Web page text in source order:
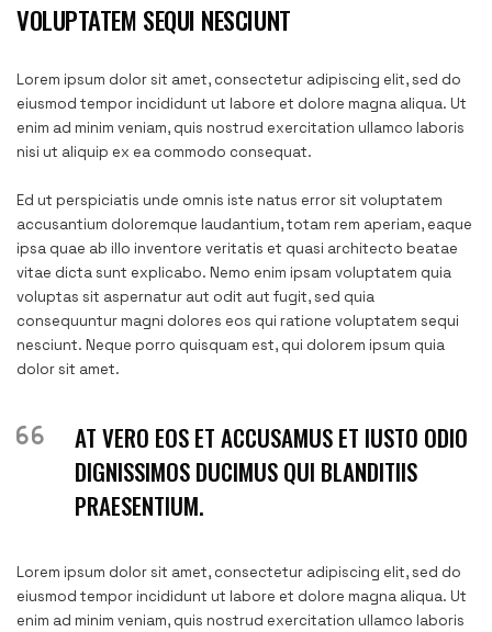
VOLUPTATEM SEQUI NESCIUNT
Lorem ipsum dolor sit amet, consectetur adipiscing elit, sed do
eiusmod tempor incididunt ut labore et dolore magna aliqua. Ut
enim ad minim veniam, quis nostrud exercitation ullamco laboris
nisi ut aliquip ex ea commodo consequat.
Ed ut perspiciatis unde omnis iste natus error sit voluptatem
accusantium doloremque laudantium, totam rem aperiam, eaque
ipsa quae ab illo inventore veritatis et quasi architecto beatae
vitae dicta sunt explicabo. Nemo enim ipsam voluptatem quia
voluptas sit aspernatur aut odit aut fugit, sed quia
consequuntur magni dolores eos qui ratione voluptatem sequi
nesciunt. Neque porro quisquam est, qui dolorem ipsum quia
dolor sit amet.
AT VERO EOS ET ACCUSAMUS ET IUSTO ODIO
DIGNISSIMOS DUCIMUS QUI BLANDITIIS
PRAESENTIUM.
Lorem ipsum dolor sit amet, consectetur adipiscing elit, sed do
eiusmod tempor incididunt ut labore et dolore magna aliqua. Ut
enim ad minim veniam, quis nostrud exercitation ullamco laboris